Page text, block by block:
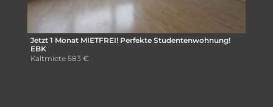
Jetzt 1 Monat MIETFREI! Perfekte Studentenwohnung!
EBK
Kaltmiete 583 €